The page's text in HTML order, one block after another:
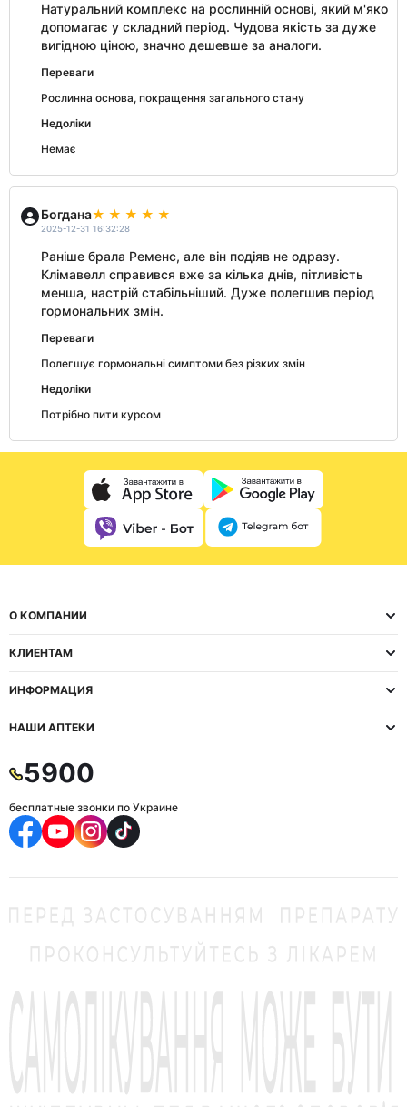
Натуральний комплекс на рослинній основі, який м'яко
допомагає у складний період. Чудова якість за дуже
вигідною ціною, значно дешевше за аналоги.
Переваги
Рослинна основа, покращення загального стану
Недоліки
Немає
Богдана
2025-12-31 16:32:28
Раніше брала Ременс, але він подіяв не одразу.
Клімавелл справився вже за кілька днів, пітливість
менша, настрій стабільніший. Дуже полегшив період
гормональних змін.
Переваги
Полегшує гормональні симптоми без різких змін
Недоліки
Потрібно пити курсом
О КОМПАНИИ
КЛИЕНТАМ
ИНФОРМАЦИЯ
НАШИ АПТЕКИ
5900
бесплатные звонки по Украине